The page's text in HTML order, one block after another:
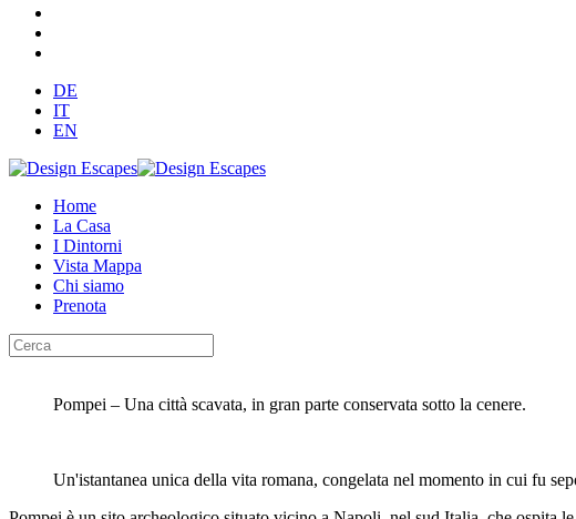
DE
IT
EN
Home
La Casa
I Dintorni
Vista Mappa
Chi siamo
Prenota
Pompei – Una città scavata, in gran parte conservata sotto la cenere.
Un'istantanea unica della vita romana, congelata nel momento in cui fu